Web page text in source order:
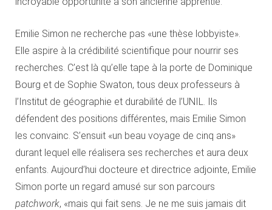
Emilie Simon ne recherche pas «une thèse lobbyiste».
Elle aspire à la crédibilité scientifique pour nourrir ses
recherches. C’est là qu’elle tape à la porte de Dominique
Bourg et de Sophie Swaton, tous deux professeurs à
l’Institut de géographie et durabilité de l’UNIL. Ils
défendent des positions différentes, mais Emilie Simon
les convainc. S’ensuit «un beau voyage de cinq ans»
durant lequel elle réalisera ses recherches et aura deux
enfants. Aujourd’hui docteure et directrice adjointe, Emilie
Simon porte un regard amusé sur son parcours
patchwork, «mais qui fait sens. Je ne me suis jamais dit